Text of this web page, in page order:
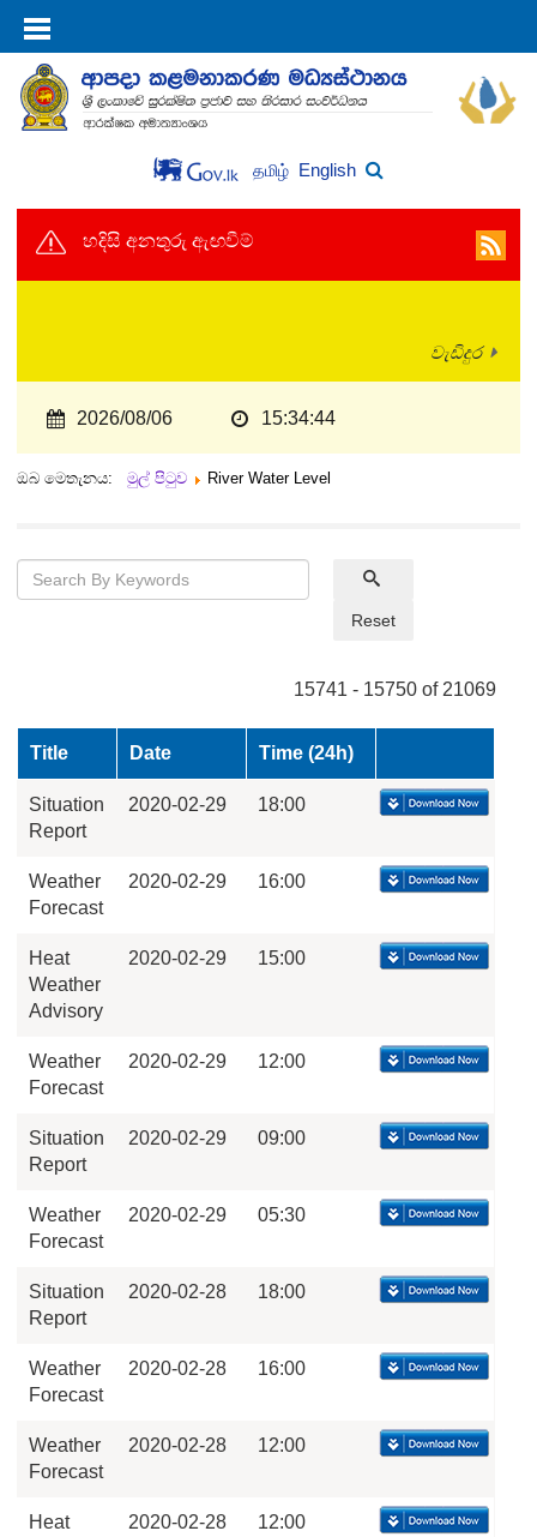
தமிழ் English
හදිසි අනතුරු ඇඟවීම්
වැඩිදුර
2026/08/06 15:34:44
ඔබ මෙතැනය: මුල් පිටුව River Water Level
Reset
15741 - 15750 of 21069
Title Date Time (24h)
Situation
Report
2020-02-29 18:00
Weather
Forecast
2020-02-29 16:00
Heat
Weather
Advisory
2020-02-29 15:00
Weather
Forecast
2020-02-29 12:00
Situation
Report
2020-02-29 09:00
Weather
Forecast
2020-02-29 05:30
Situation
Report
2020-02-28 18:00
Weather
Forecast
2020-02-28 16:00
Weather
Forecast
2020-02-28 12:00
Heat
2020-02-28 12:00